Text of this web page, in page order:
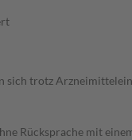
sich trotz
Rücksprache mit